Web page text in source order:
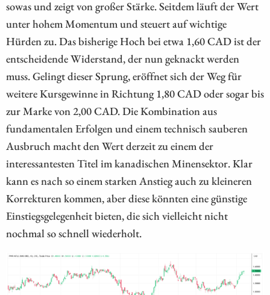
sowas und zeigt von großer Stärke. Seitdem läuft der Wert
unter hohem Momentum und steuert auf wichtige
Hürden zu. Das bisherige Hoch bei etwa 1,60 CAD ist der
entscheidende Widerstand, der nun geknackt werden
muss. Gelingt dieser Sprung, eröffnet sich der Weg für
weitere Kursgewinne in Richtung 1,80 CAD oder sogar bis
zur Marke von 2,00 CAD. Die Kombination aus
fundamentalen Erfolgen und einem technisch sauberen
Ausbruch macht den Wert derzeit zu einem der
interessantesten Titel im kanadischen Minensektor. Klar
kann es nach so einem starken Anstieg auch zu kleineren
Korrekturen kommen, aber diese könnten eine günstige
Einstiegsgelegenheit bieten, die sich vielleicht nicht
nochmal so schnell wiederholt.